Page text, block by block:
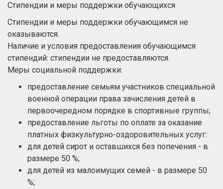
Стипендии и меры поддержки обучающихся
Стипендии и меры поддержки обучающимся не
оказываются.
Наличие и условия предоставления обучающимся
стипендий: стипендии не предоставляются.
Меры социальной поддержки:
предоставление семьям участников специальной
военной операции права зачисления детей в
первоочередном порядке в спортивные группы;
предоставление льготы по оплате за оказание
платных физкультурно-оздоровительных услуг:
для детей сирот и оставшихся без попечения - в
размере 50 %;
для детей из малоимущих семей - в размере 50
%;